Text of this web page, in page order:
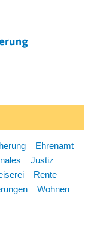
Ehrenamt
Justiz
Rente
Wohnen